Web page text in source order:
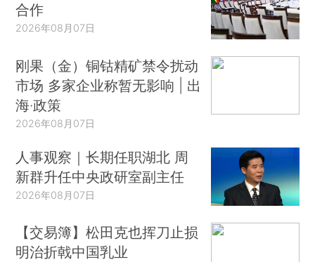
合作
2026年08月07日
刚果（金）铜钴精矿禁令扰动
市场 多家企业称暂无影响 | 出
海·政策
2026年08月07日
人事观察｜长期任职湖北 周
新群升任中央政研室副主任
2026年08月07日
【交易簿】松田克也挥刀止损
明治折戟中国乳业